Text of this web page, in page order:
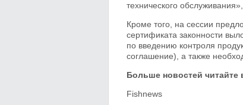
технического
Кроме того, на сессии
сертификата законности
по введению контроля
соглашение), а также
Больше новостей читайте
Fishnews